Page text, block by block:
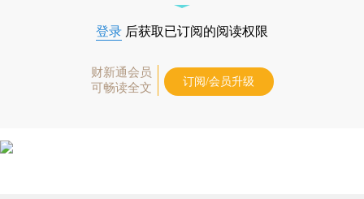
登录 后获取已订阅的阅读权限
财新通会员
可畅读全文
订阅/会员升级